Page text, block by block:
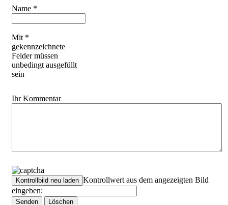
Name *
Mit *
gekennzeichnete
Felder müssen
unbedingt ausgefüllt
sein
Ihr Kommentar
Kontrollwert aus dem angezeigten Bild
eingeben: